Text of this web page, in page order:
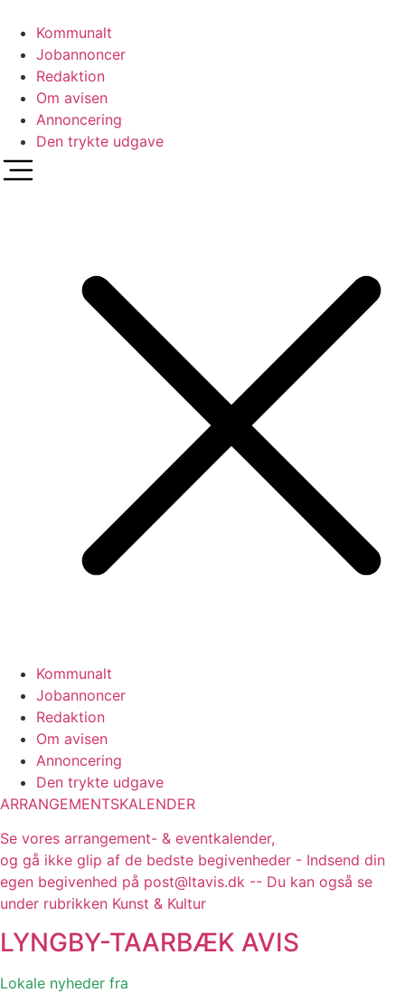
indhold
Kommunalt
Jobannoncer
Redaktion
Om avisen
Annoncering
Den trykte udgave
Kommunalt
Jobannoncer
Redaktion
Om avisen
Annoncering
Den trykte udgave
ARRANGEMENTSKALENDER
Se vores arrangement- & eventkalender,
og gå ikke glip af de bedste begivenheder - Indsend din
egen begivenhed på post@ltavis.dk -- Du kan også se
under rubrikken Kunst & Kultur
LYNGBY-TAARBÆK AVIS
Lokale nyheder fra